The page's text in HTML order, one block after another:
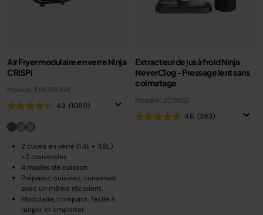
Air Fryer modulaire en verre Ninja
CRISPi
Modèle: FN101EUGY
4.3 (1069)
2 cuves en verre (1.4L + 3.8L)
+2 couvercles
4 modes de cuisson
Préparez, cuisinez, conservez
avec un même récipient.
Modulaire, compact, facile à
ranger et emporter.
Extracteur de jus à froid Ninja
NeverClog - Pressage lent sans
colmatage
Modèle: JC151EU
4.6 (393)